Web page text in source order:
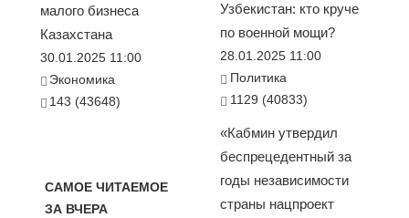
малого бизнеса
Казахстана
30.01.2025 11:00
Экономика
143 (43648)
САМОЕ ЧИТАЕМОЕ
ЗА ВЧЕРА
Узбекистан: кто круче
по военной мощи?
28.01.2025 11:00
Политика
1129 (40833)
«Кабмин утвердил
беспрецедентный за
годы независимости
страны нацпроект